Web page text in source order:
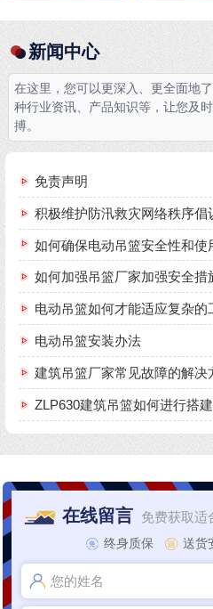
新闻中心
在这里，您可以更深入、更全面地
种行业资讯、产品知识等，让您及
搏。
免责声明
积极维护防汛救灾网络秩序倡
如何确保电动吊篮安全性和使
如何加强吊篮厂家加强安全措
电动吊篮如何才能适应复杂的
电动吊篮安装办法
建筑吊篮厂家常见故障的解决
ZLP630建筑吊篮如何进行搭建
在线留言 免费获取适
终身质保 送货